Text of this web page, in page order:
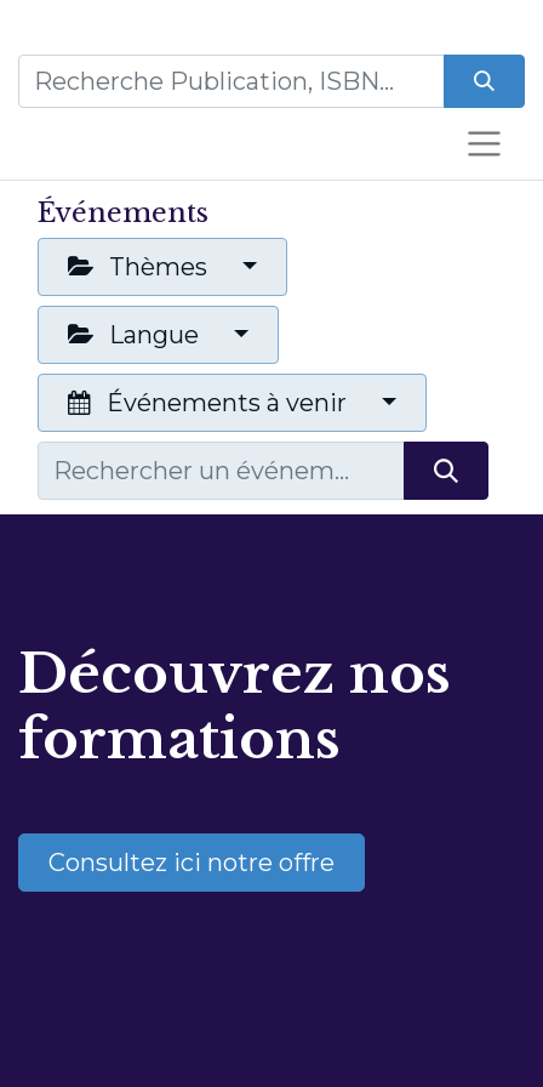
Événements
Thèmes
Langue
Événements à venir
Découvrez nos
formations
Consultez ici notre offre